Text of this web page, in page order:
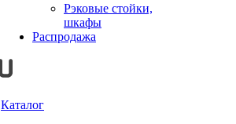
Рэковые стойки,
шкафы
Распродажа
Каталог